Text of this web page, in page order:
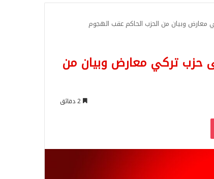
وبيان من الحزب الحاكم عقب الهجوم
حزب تركي معارض وبيان من
‫Pocket